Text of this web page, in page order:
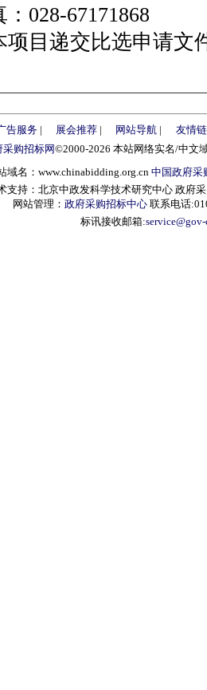
028-67171868
项目递交比选申请文
告服务| 展会推荐| 网站导航 |
友情
采购招标网©2000-2026 本站网络实名/中文
域名：www.chinabidding.org.cn 中国政府采
支持：北京中政发科学技术研究中心 政府
网站管理： 政府采购招标中心 联系电话
标讯接收邮箱: